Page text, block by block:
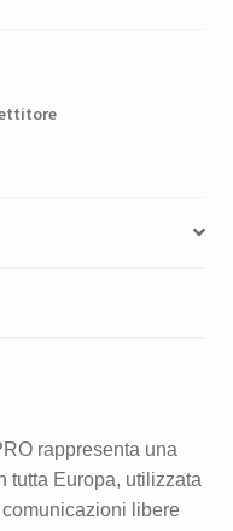
rappresenta una
tutta Europa, utilizzata
libere